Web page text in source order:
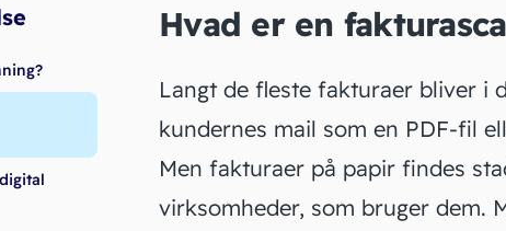
Hvad er en
Langt de fleste fakturaer bliver i
kundernes mail som en PDF-fil
Men fakturaer på papir findes
virksomheder, som bruger dem.